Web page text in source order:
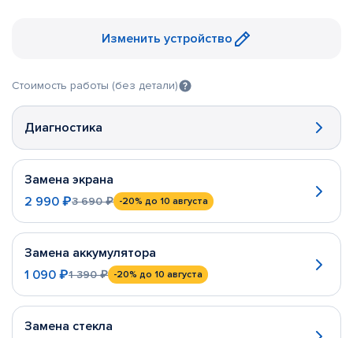
Изменить устройство
Стоимость работы (без детали)
Диагностика
Замена экрана
2 990 ₽3 690 ₽ -20% до 10 августа
Замена аккумулятора
1 090 ₽1 390 ₽ -20% до 10 августа
Замена стекла